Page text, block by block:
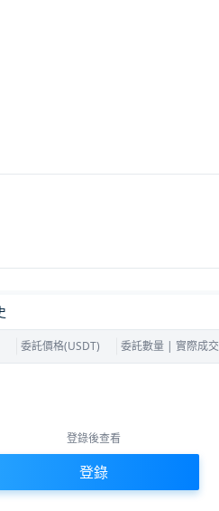
委託價格(USDT) 委託數量 | 實際成交
無此資料
登錄後查看
登錄